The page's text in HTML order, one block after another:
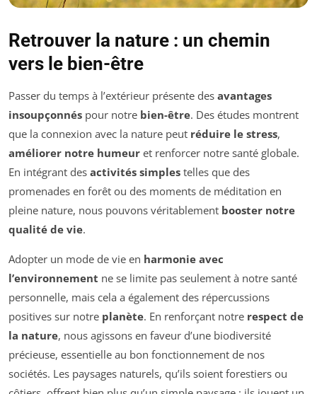
Retrouver la nature : un chemin
vers le bien-être
Passer du temps à l’extérieur présente des avantages
insoupçonnés pour notre bien-être. Des études montrent
que la connexion avec la nature peut réduire le stress,
améliorer notre humeur et renforcer notre santé globale.
En intégrant des activités simples telles que des
promenades en forêt ou des moments de méditation en
pleine nature, nous pouvons véritablement booster notre
qualité de vie.
Adopter un mode de vie en harmonie avec
l’environnement ne se limite pas seulement à notre santé
personnelle, mais cela a également des répercussions
positives sur notre planète. En renforçant notre respect de
la nature, nous agissons en faveur d’une biodiversité
précieuse, essentielle au bon fonctionnement de nos
sociétés. Les paysages naturels, qu’ils soient forestiers ou